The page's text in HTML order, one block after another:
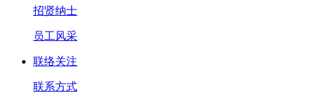
招贤纳士
员工风采
联络关注
联系方式